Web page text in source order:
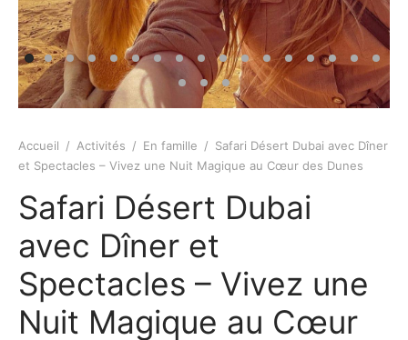
Accueil / Activités / En famille / Safari Désert Dubai avec Dîner
et Spectacles – Vivez une Nuit Magique au Cœur des Dunes
Safari Désert Dubai
avec Dîner et
Spectacles – Vivez une
Nuit Magique au Cœur
amis
de Bateaux
Piscine/île